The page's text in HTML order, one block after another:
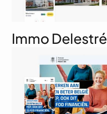
Immo Delestré